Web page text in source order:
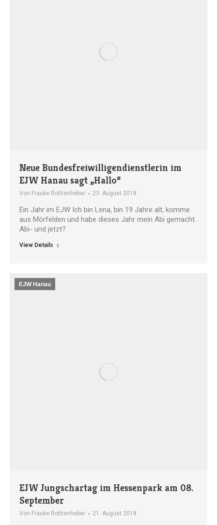
Neue Bundesfreiwilligendienstlerin im
EJW Hanau sagt „Hallo“
Von Frauke Rothenheber 23. August 2018
Ein Jahr im EJW Ich bin Lena, bin 19 Jahre alt, komme
aus Mörfelden und habe dieses Jahr mein Abi gemacht.
Abi- und jetzt?
View Details
EJW Hanau
EJW Jungschartag im Hessenpark am 08.
September
Von Frauke Rothenheber 21. August 2018